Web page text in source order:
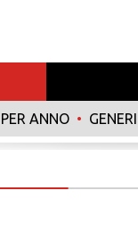
PER ANNO • GENERI